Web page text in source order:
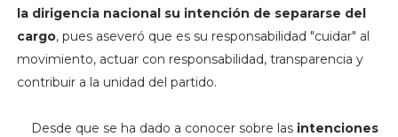
la dirigencia nacional su intención de separarse del
cargo, pues aseveró que es su responsabilidad "cuidar" al
movimiento, actuar con responsabilidad, transparencia y
contribuir a la unidad del partido.
Desde que se ha dado a conocer sobre lasintenciones